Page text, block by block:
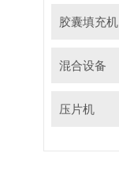
胶囊填充机
混合设备
压片机